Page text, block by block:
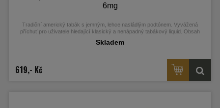
6mg
Tradiční americký tabák s jemným, lehce nasládlým podtónem. Vyvážená
příchuť pro uživatele hledající klasický a nenápadný tabákový liquid. Obsah
Skladem
619,- Kč